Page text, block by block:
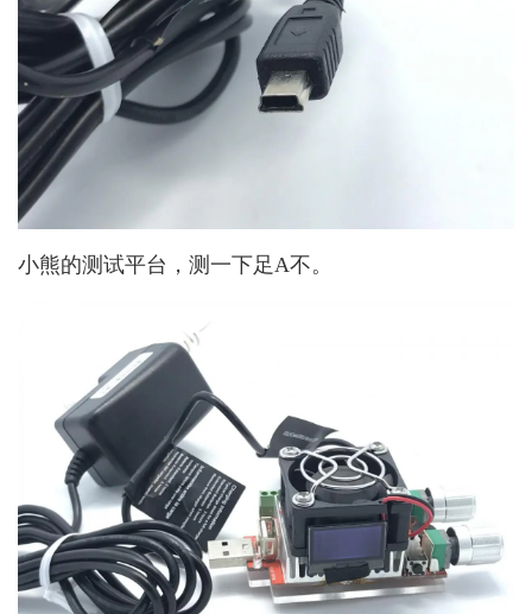
小熊的测试平台，测一下足A不。